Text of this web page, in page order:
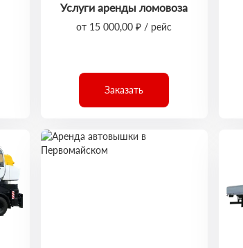
Услуги аренды ломовоза
от 15 000,00 ₽ / рейс
Заказать